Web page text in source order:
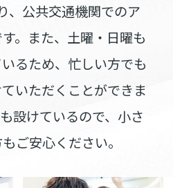
公共交通機関でのア
。 また、土曜・日曜も
るため、 忙しい方でも
いただくことができま
設けているので、 小さ
ご安心ください。